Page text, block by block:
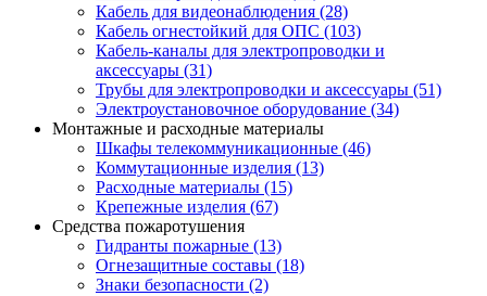
Кабель для видеонаблюдения (28)
Кабель огнестойкий для ОПС (103)
Кабель-каналы для электропроводки и
аксессуары (31)
Трубы для электропроводки и аксессуары (51)
Электроустановочное оборудование (34)
Монтажные и расходные материалы
Шкафы телекоммуникационные (46)
Коммутационные изделия (13)
Расходные материалы (15)
Крепежные изделия (67)
Средства пожаротушения
Гидранты пожарные (13)
Огнезащитные составы (18)
Знаки безопасности (2)